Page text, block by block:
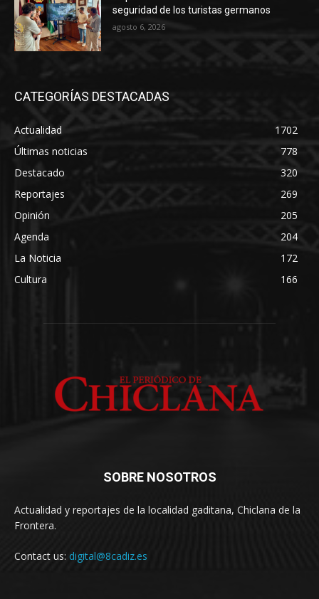
seguridad de los turistas germanos
agosto 6, 2026
CATEGORÍAS DESTACADAS
Actualidad
1702
Últimas noticias
778
Destacado
320
Reportajes
269
Opinión
205
Agenda
204
La Noticia
172
Cultura
166
SOBRE NOSOTROS
Actualidad y reportajes de la localidad gaditana, Chiclana de la
Frontera.
Contact us: digital@8cadiz.es